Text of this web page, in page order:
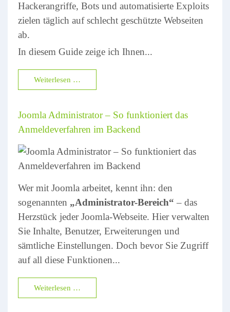
Hackerangriffe, Bots und automatisierte Exploits
zielen täglich auf schlecht geschützte Webseiten
ab.
In diesem Guide zeige ich Ihnen...
Weiterlesen …
Joomla Administrator – So funktioniert das
Anmeldeverfahren im Backend
Wer mit Joomla arbeitet, kennt ihn: den
sogenannten „Administrator-Bereich“ – das
Herzstück jeder Joomla-Webseite. Hier verwalten
Sie Inhalte, Benutzer, Erweiterungen und
sämtliche Einstellungen. Doch bevor Sie Zugriff
auf all diese Funktionen...
Weiterlesen …